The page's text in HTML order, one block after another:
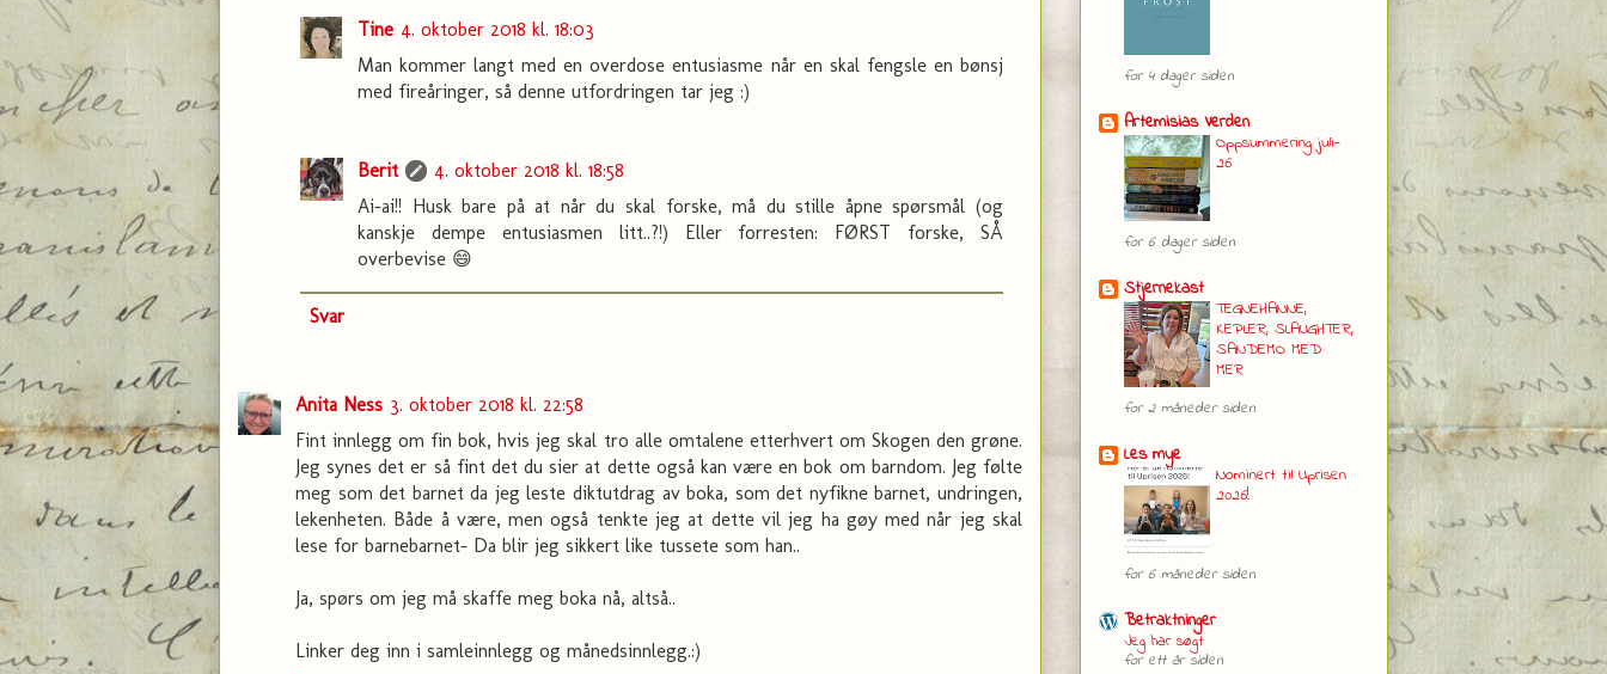
Tine 4. oktober 2018 kl. 18:03
Man kommer langt med en overdose entusiasme når en skal fengsle en bønsj
med fireåringer, så denne utfordringen tar jeg :)
Berit
4. oktober 2018 kl. 18:58
Ai-ai!! Husk bare på at når du skal forske, må du stille åpne spørsmål (og
kanskje dempe entusiasmen litt..?!) Eller forresten: FØRST forske, SÅ
overbevise 😄
Svar
Anita Ness 3. oktober 2018 kl. 22:58
Fint innlegg om fin bok, hvis jeg skal tro alle omtalene etterhvert om Skogen den grøne.
Jeg synes det er så fint det du sier at dette også kan være en bok om barndom. Jeg følte
meg som det barnet da jeg leste diktutdrag av boka, som det nyfikne barnet, undringen,
lekenheten. Både å være, men også tenkte jeg at dette vil jeg ha gøy med når jeg skal
lese for barnebarnet- Da blir jeg sikkert like tussete som han..
Ja, spørs om jeg må skaffe meg boka nå, altså..
Linker deg inn i samleinnlegg og månedsinnlegg.:)
for 4 dager siden
Artemisias Verden
Oppsummering juli-
26
for 6 dager siden
Stjernekast
TEGNEHANNE,
KEPLER, SLAUGHTER,
SANDEMO MED
MER
for 2 måneder siden
Les mye
Nominert til Uprisen
2026!
for 6 måneder siden
Betraktninger
Jeg har søgt
for ett år siden